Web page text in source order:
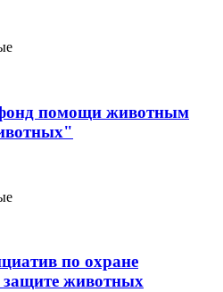
помощи животным
по охране
животных